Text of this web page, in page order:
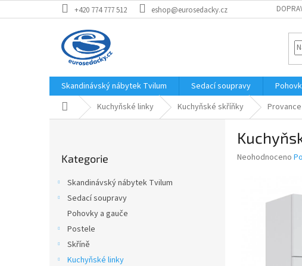
na
+420 774 777 512 eshop@eurosedacky.cz
Skandinávský nábytek Tvilum Sedací soupravy
Domů Kuchyňské linky Kuchyňské skříňky Provance
kategorie
Kategorie
Skandinávský nábytek Tvilum
Sedací soupravy
Pohovky a gauče
Postele
Skříně
Kuchyňské linky
Průměrné
Neohodnoceno